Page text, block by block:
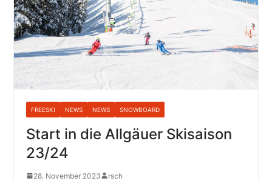
FREESKI NEWS NEWS SNOWBOARD
Start in die Allgäuer Skisaison
23/24
28. November 2023
rsch